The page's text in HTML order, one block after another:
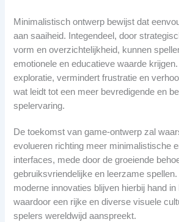
Minimalistisch ontwerp bewijst dat
aan saaiheid. Integendeel, door
vorm en overzichtelijkheid, kunnen
emotionele en educatieve waarde
exploratie, vermindert frustratie en
wat leidt tot een meer bevredigende en
spelervaring.
De toekomst van game-ontwerp zal
evolueren richting meer minimalistische
interfaces, mede door de groeiende
gebruiksvriendelijke en leerzame
moderne innovaties blijven hierbij hand in
waardoor een rijke en diverse visuele
spelers wereldwijd aanspreekt.